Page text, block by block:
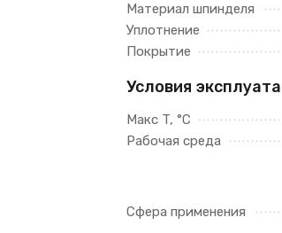
Материал шпинделя
Уплотнение
Покрытие
Условия
Макс T, °C
Рабочая среда
Сфера применения